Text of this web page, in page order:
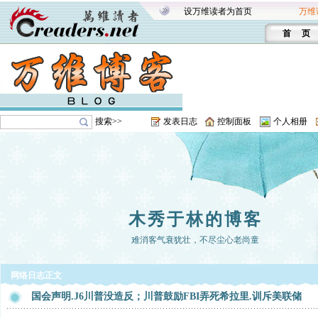
设万维读者为首页 万维
首 页
搜索>> 发表日志 控制面板 个人相册
木秀于林的博客
难消客气衰犹壮，不尽尘心老尚童
网络日志正文
国会声明.J6川普没造反；川普鼓励FBI弄死希拉里.训斥美联储